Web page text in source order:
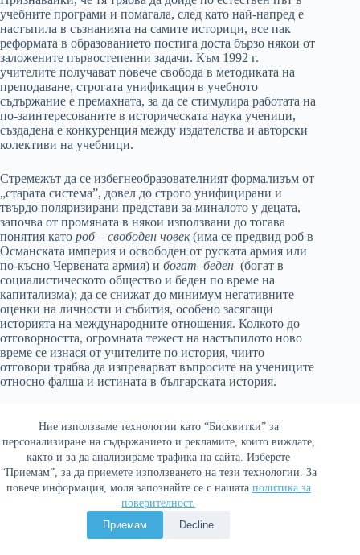
Ние използваме технологии като “Бисквитки” за
персонализиране на съдържанието и рекламите, които виждате,
както и за да анализираме трафика на сайта. Изберете
“Приемам”, за да приемете използването на тези технологии. За
повече информация, моля запознайте се с нашата политика за
поверителност.
Приемам
Decline
учебните програми и помагала, след като най-напред е
настъпила в съзнанията на самите историци, все пак
реформата в образованието постига доста бързо някои от
заложените първостепенни задачи. Към 1992 г.
учителите получават повече свобода в методиката на
преподаване, строгата унификация в учебното
съдържание е премахната, за да се стимулира работата на
по-заинтересованите в историческата наука ученици,
създадена е конкуренция между издателства и авторски
колективи на учебници.
Стремежът да се избегнеобразователният формализъм от
„старата система”, довел до строго унифицирани и
твърдо поляризирани представи за миналото у децата,
започва от промяната в някои използвани до тогава
понятия като роб– свободен човек(има се предвид роб в
Османската империя и освободен от руската армия или
по-късно Червената армия) и богат–беден (богат в
социалистическото общество и беден по време на
капитализма); да се снижат до минимум негативните
оценки на личности и събития, особено засягащи
историята на международните отношения. Колкото до
отговорността, огромната тежест на настъпилото ново
време се изнася от учителите по история, чиито
отговори трябва да изпреварват въпросите на учениците
относно фалша и истината в българската история.
изглежда като най-непривлекателна, а болшинството от
учителите по история успяват да загубят авторитета си
пред учениците.
Подобна е ситуацията във висшите училища, където
настъпващите идеологически промени отнасят част от
преподавателския състав, като преподавателите по
история на БКП и поставят останалата част пред
предизвикателството да променят колкото се може по-